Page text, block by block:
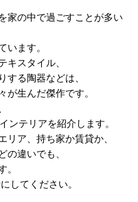
家の中で過ごすことが多い
ます。
スタイル、
る陶器などは、
生んだ傑作です。
テリアを紹介します。
ア、持ち家か賃貸か、
違いでも、
してください。